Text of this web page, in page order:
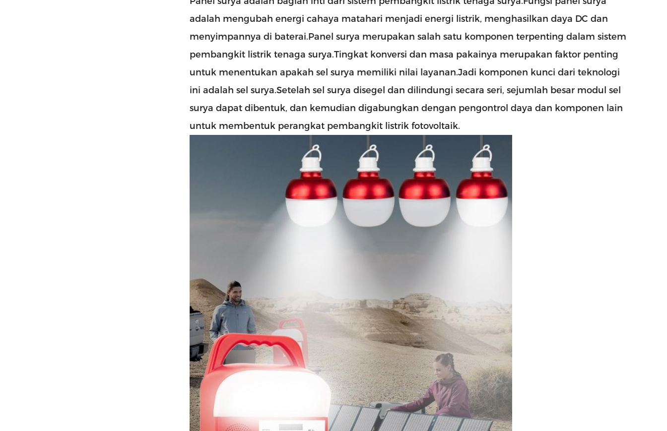
Anda kembali!
adalah mengubah energi cahaya matahari menjadi energi listrik, menghasilkan daya DC dan
menyimpannya di baterai.Panel surya merupakan salah satu komponen terpenting dalam sistem
pembangkit listrik tenaga surya.Tingkat konversi dan masa pakainya merupakan faktor penting
untuk menentukan apakah sel surya memiliki nilai layanan.Jadi komponen kunci dari teknologi
ini adalah sel surya.Setelah sel surya disegel dan dilindungi secara seri, sejumlah besar modul sel
surya dapat dibentuk, dan kemudian digabungkan dengan pengontrol daya dan komponen lain
untuk membentuk perangkat pembangkit listrik fotovoltaik.